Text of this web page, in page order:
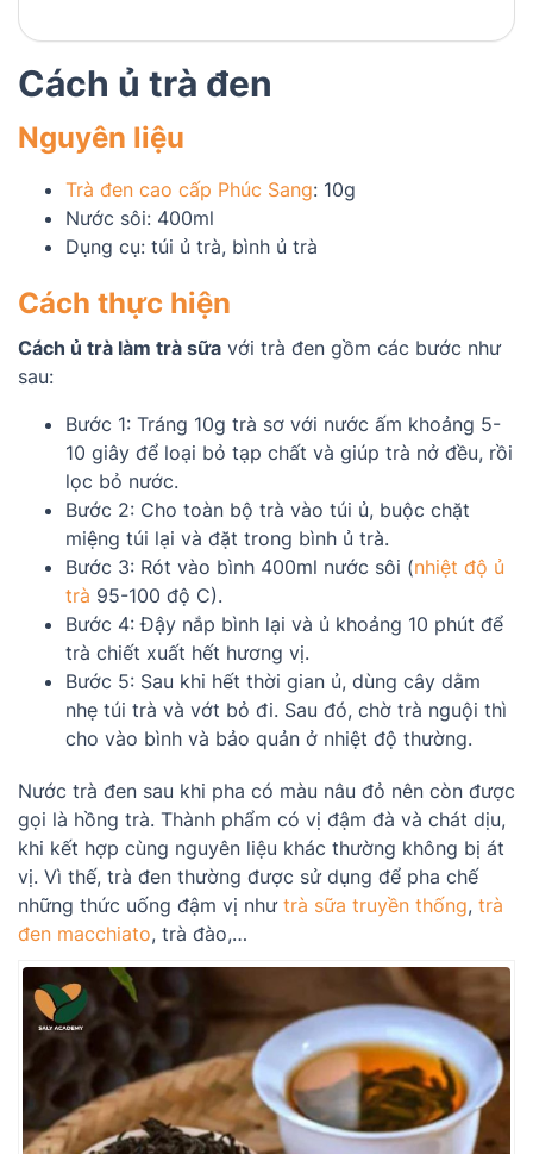
Cách ủ trà đen
Nguyên liệu
Trà đen cao cấp Phúc Sang: 10g
Nước sôi: 400ml
Dụng cụ: túi ủ trà, bình ủ trà
Cách thực hiện
Cách ủ trà làm trà sữa với trà đen gồm các bước như
sau:
Bước 1: Tráng 10g trà sơ với nước ấm khoảng 5-
10 giây để loại bỏ tạp chất và giúp trà nở đều, rồi
lọc bỏ nước.
Bước 2: Cho toàn bộ trà vào túi ủ, buộc chặt
miệng túi lại và đặt trong bình ủ trà.
Bước 3: Rót vào bình 400ml nước sôi (nhiệt độ ủ
trà 95-100 độ C).
Bước 4: Đậy nắp bình lại và ủ khoảng 10 phút để
trà chiết xuất hết hương vị.
Bước 5: Sau khi hết thời gian ủ, dùng cây dằm
nhẹ túi trà và vớt bỏ đi. Sau đó, chờ trà nguội thì
cho vào bình và bảo quản ở nhiệt độ thường.
Nước trà đen sau khi pha có màu nâu đỏ nên còn được
gọi là hồng trà. Thành phẩm có vị đậm đà và chát dịu,
khi kết hợp cùng nguyên liệu khác thường không bị át
vị. Vì thế, trà đen thường được sử dụng để pha chế
những thức uống đậm vị như trà sữa truyền thống, trà
đen macchiato, trà đào,…